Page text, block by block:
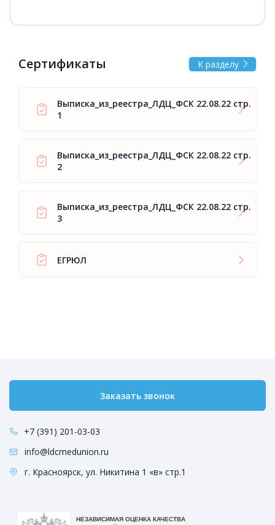
Сертификаты К разделу
Выписка_из_реестра_ЛДЦ_ФСК 22.08.22 стр.
1
Выписка_из_реестра_ЛДЦ_ФСК 22.08.22 стр.
2
Выписка_из_реестра_ЛДЦ_ФСК 22.08.22 стр.
3
ЕГРЮЛ
Заказать звонок
+7 (391) 201-03-03
info@ldcmedunion.ru
г. Красноярск, ул. Никитина 1 «в» стр.1